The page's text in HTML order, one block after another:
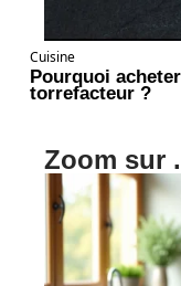
Cuisine
Pourquoi
torrefacteur ?
Zoom sur